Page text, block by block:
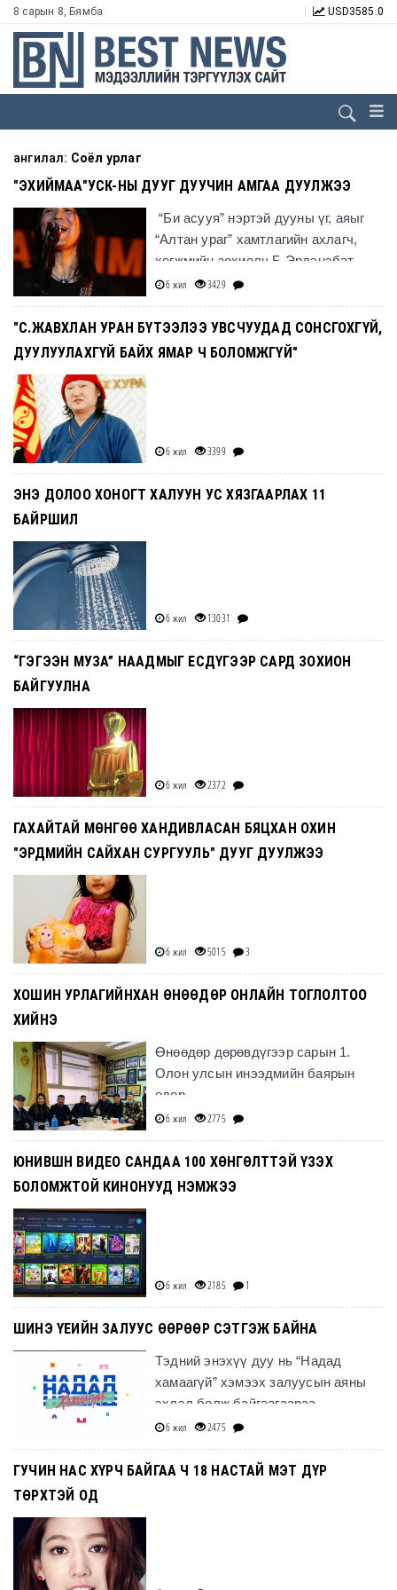
8 сарын 8, Бямба USD3585.0
ангилал: Соёл урлаг
"ЭХИЙМАА"УСК-НЫ ДУУГ ДУУЧИН АМГАА ДУУЛЖЭЭ
“Би асууя” нэртэй дууны үг, аяыг
“Алтан ураг” хамтлагийн ахлагч,
хөгжмийн зохиолч Б.Эрдэнэбат
зохиожээ.
6 жил 3429
"С.ЖАВХЛАН УРАН БҮТЭЭЛЭЭ УВСЧУУДАД СОНСГОХГҮЙ,
ДУУЛУУЛАХГҮЙ БАЙХ ЯМАР Ч БОЛОМЖГҮЙ"
6 жил 3399
ЭНЭ ДОЛОО ХОНОГТ ХАЛУУН УС ХЯЗГААРЛАХ 11
БАЙРШИЛ
6 жил 13031
“ГЭГЭЭН МУЗА” НААДМЫГ ЕСДҮГЭЭР САРД ЗОХИОН
БАЙГУУЛНА
6 жил 2372
ГАХАЙТАЙ МӨНГӨӨ ХАНДИВЛАСАН БЯЦХАН ОХИН
"ЭРДМИЙН САЙХАН СУРГУУЛЬ" ДУУГ ДУУЛЖЭЭ
6 жил 5015 3
ХОШИН УРЛАГИЙНХАН ӨНӨӨДӨР ОНЛАЙН ТОГЛОЛТОО
ХИЙНЭ
Өнөөдөр дөрөвдүгээр сарын 1.
Олон улсын инээдмийн баярын
өдөр.
6 жил
2775
ЮНИВШН ВИДЕО САНДАА 100 ХӨНГӨЛТТЭЙ ҮЗЭХ
БОЛОМЖТОЙ КИНОНУУД НЭМЖЭЭ
6 жил 2185 1
​ШИНЭ ҮЕИЙН ЗАЛУУС ӨӨРӨӨР СЭТГЭЖ БАЙНА
Тэдний энэхүү дуу нь “Надад
хамаагүй” хэмээх залуусын аяны
эхлэл болж байгаагаараа
онцлогтой.
6 жил 2475
ГУЧИН НАС ХҮРЧ БАЙГАА Ч 18 НАСТАЙ МЭТ ДҮР
ТӨРХТЭЙ ОД